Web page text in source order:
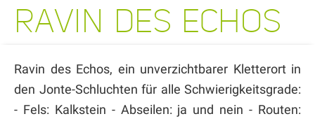
RAVIN DES ECHOS
Ravin des Echos, ein unverzichtbarer Kletterort in
den Jonte-Schluchten für alle Schwierigkeitsgrade:
- Fels: Kalkstein - Abseilen: ja und nein - Routen: